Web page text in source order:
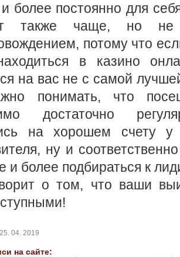
более постоянно для
также чаще, но не
потому что
в казино
на вас не с самой
понимать, что
достаточно
на хорошем счету у
ну и
и более подбираться к
о том, что ваши
04. 2019
на сайте: